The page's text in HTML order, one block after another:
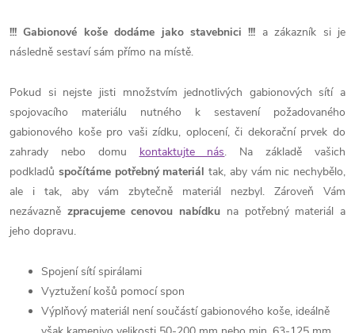
!!!Gabionové koše dodáme jako stavebnici !!! a zákazník si je
následně sestaví sám přímo na místě.
Pokud si nejste jisti množstvím jednotlivých gabionových sítí a
spojovacího materiálu nutného k sestavení požadovaného
gabionového koše pro vaši zídku, oplocení, či dekorační prvek do
zahrady nebo domu kontaktujte nás. Na základě vašich
podkladů spočítáme potřebný materiál tak, aby vám nic nechybělo,
ale i tak, aby vám zbytečně materiál nezbyl. Zároveň Vám
nezávazně zpracujeme cenovou nabídku na potřebný materiál a
jeho dopravu.
Spojení sítí spirálami
Vyztužení košů pomocí spon
Výplňový materiál není součástí gabionového koše, ideálně